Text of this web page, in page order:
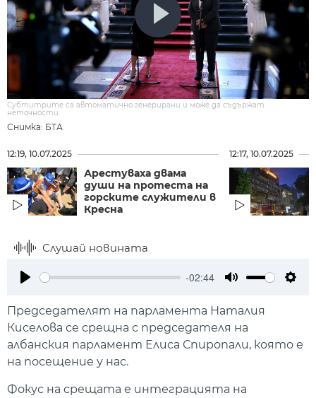
Снимка: БТА
Субтитрите са автоматично генерирани и може да съдържат
неточности.
12:19, 10.07.2025
Арестуваха двама
души на протеста на
горските служители в
Кресна
12:17, 10.07.2025
Слушай новината
-02:44
Председателят на парламента Наталия
Киселова се срещна с председателя на
албанския парламент Елиса Спиропали, която е
на посещение у нас.
Фокус на срещата е интеграцията на